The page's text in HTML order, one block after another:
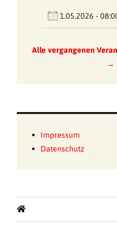
1.05.2026 -
Alle vergangenen
→
Impressum
Datenschutz